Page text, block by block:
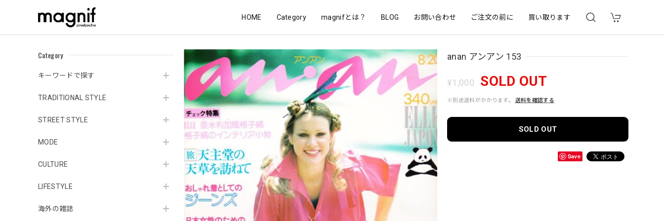
HOME Category magnifとは？ BLOG お問い合わせ ご注文の前に 買い取ります
Category
キーワードで探す
TRADITIONAL STYLE
STREET STYLE
MODE
CULTURE
LIFESTYLE
海外の雑誌
anan アンアン 153
¥1,000 SOLD OUT
※別途送料がかかります。 送料を確認する
SOLD OUT
Save